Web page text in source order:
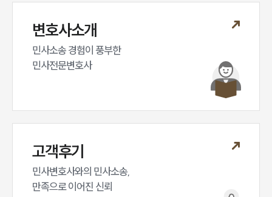
변호사소개
민사소송 경험이 풍부한
민사전문변호사
고객후기
민사변호사와의 민사소송,
만족으로 이어진 신뢰